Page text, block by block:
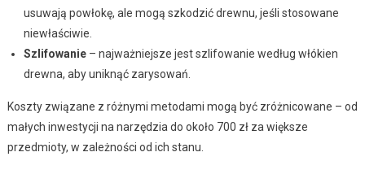
usuwają powłokę, ale mogą szkodzić drewnu, jeśli stosowane
niewłaściwie.
Szlifowanie– najważniejsze jest szlifowanie według włókien
drewna, aby uniknąć zarysowań.
Koszty związane z różnymi metodami mogą być zróżnicowane – od
małych inwestycji na narzędzia do około 700 zł za większe
przedmioty, w zależności od ich stanu.